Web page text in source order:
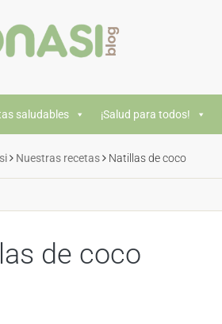
saludables ¡Salud para todos!
Nuestras recetas Natillas de coco
de coco